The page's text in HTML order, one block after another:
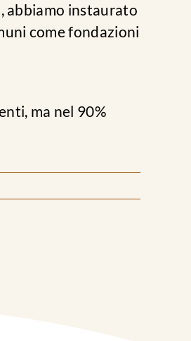
abbiamo instaurato
come fondazioni
ma nel 90%